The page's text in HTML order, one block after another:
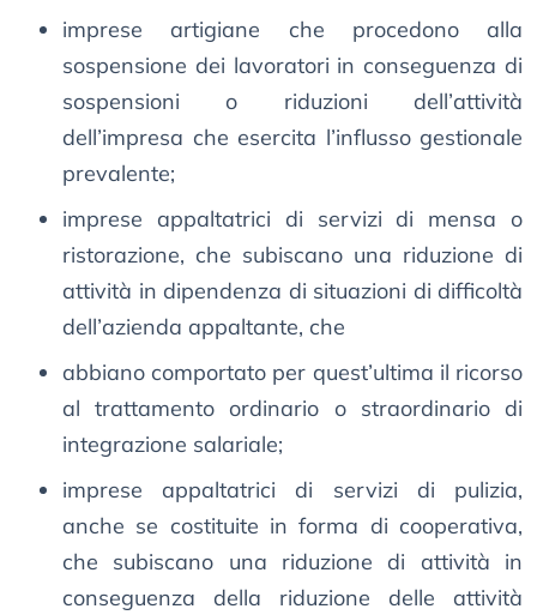
imprese artigiane che procedono alla
sospensione dei lavoratori in conseguenza di
sospensioni o riduzioni dell’attività
dell’impresa che esercita l’influsso gestionale
prevalente;
imprese appaltatrici di servizi di mensa o
ristorazione, che subiscano una riduzione di
attività in dipendenza di situazioni di difficoltà
dell’azienda appaltante, che
abbiano comportato per quest’ultima il ricorso
al trattamento ordinario o straordinario di
integrazione salariale;
imprese appaltatrici di servizi di pulizia,
anche se costituite in forma di cooperativa,
che subiscano una riduzione di attività in
conseguenza della riduzione delle attività